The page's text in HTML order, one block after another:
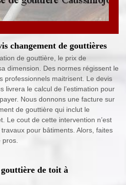
changement de gouttières
de gouttière, le prix de
dimension. Des normes régissent le
professionnels maitrisent. Le devis
livrera le calcul de l’estimation pour
Nous donnons une facture sur
de gouttière qui inclut le
Le cout de cette intervention n’est
pour bâtiments. Alors, faites
pros.
gouttière de toit à